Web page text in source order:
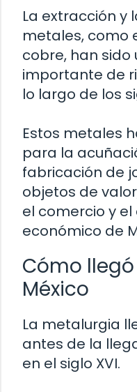
La extracción y
metales, como
cobre, han sido
importante de
lo largo de los
Estos metales
para la
fabricación de
objetos de
el comercio y
económico de
Cómo
México
La metalurgia
antes de la
en el siglo XVI.